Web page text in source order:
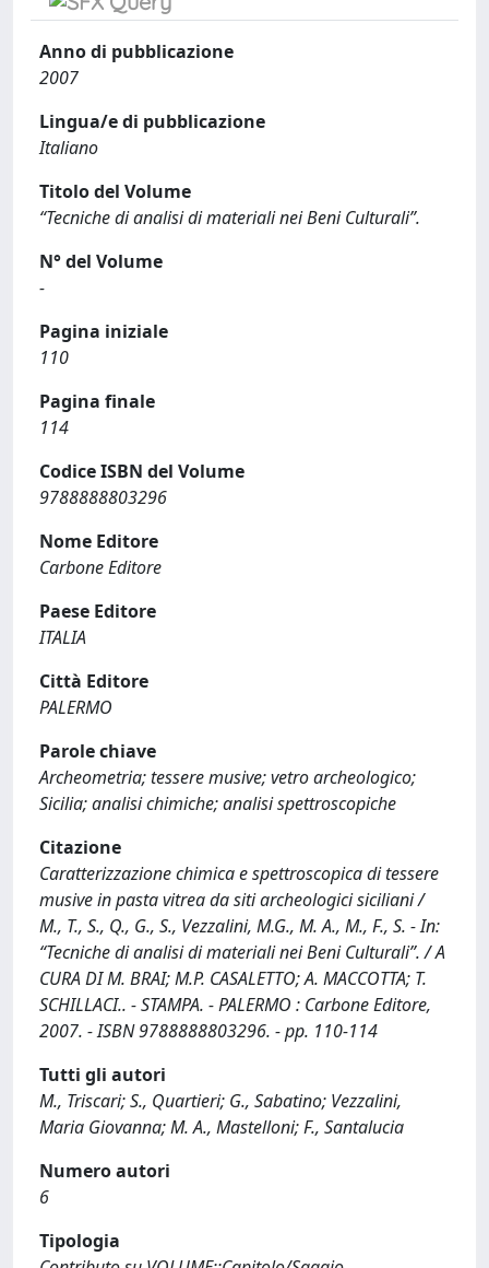
Anno di pubblicazione
2007
Lingua/e di pubblicazione
Italiano
Titolo del Volume
“Tecniche di analisi di materiali nei Beni Culturali”.
N° del Volume
-
Pagina iniziale
110
Pagina finale
114
Codice ISBN del Volume
9788888803296
Nome Editore
Carbone Editore
Paese Editore
ITALIA
Città Editore
PALERMO
Parole chiave
Archeometria; tessere musive; vetro archeologico;
Sicilia; analisi chimiche; analisi spettroscopiche
Citazione
Caratterizzazione chimica e spettroscopica di tessere
musive in pasta vitrea da siti archeologici siciliani /
M., T., S., Q., G., S., Vezzalini, M.G., M. A., M., F., S. - In:
“Tecniche di analisi di materiali nei Beni Culturali”. / A
CURA DI M. BRAI; M.P. CASALETTO; A. MACCOTTA; T.
SCHILLACI.. - STAMPA. - PALERMO : Carbone Editore,
2007. - ISBN 9788888803296. - pp. 110-114
Tutti gli autori
M., Triscari; S., Quartieri; G., Sabatino; Vezzalini,
Maria Giovanna; M. A., Mastelloni; F., Santalucia
Numero autori
6
Tipologia